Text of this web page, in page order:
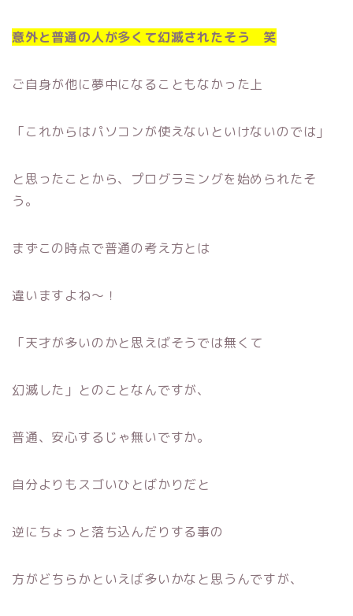
意外と普通の人が多くて幻滅されたそう 笑
ご自身が他に夢中になることもなかった上
「これからはパソコンが使えないといけないのでは」
と思ったことから、プログラミングを始められたそ
う。
まずこの時点で普通の考え方とは
違いますよね〜！
「天才が多いのかと思えばそうでは無くて
幻滅した」とのことなんですが、
普通、安心するじゃ無いですか。
自分よりもスゴいひとばかりだと
逆にちょっと落ち込んだりする事の
方がどちらかといえば多いかなと思うんですが、